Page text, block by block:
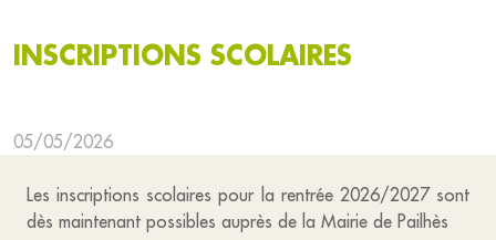
INSCRIPTIONS SCOLAIRES
05/05/2026
Les inscriptions scolaires pour la rentrée 2026/2027 sont
dès maintenant possibles auprès de la Mairie de Pailhès